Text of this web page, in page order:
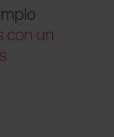
con un